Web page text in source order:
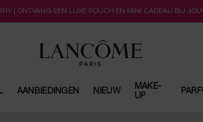
| ONTVANG EEN LUXE POUCH EN MINI CADEAU BIJ
AANBIEDINGEN NIEUW
MAKE-
UP